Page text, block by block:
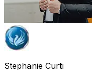
Stephanie Curti